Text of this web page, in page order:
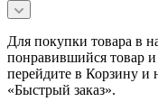
Для покупки товара в
понравившийся товар и
перейдите в Корзину и
«Быстрый заказ».